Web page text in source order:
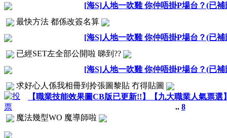
[海S]人地一吹雞 你仲唔掛P場台？(已
最快方法 都係改簽名算
[海S]人地一吹雞 你仲唔掛P場台？(已
已經SET左全部公開啦 睇到??
[海S]人地一吹雞 你仲唔掛P場台？(已
求好心人係我相冊到拎張圖黎貼 冇得貼圖
【職業技能效果圖CB版已更新!!】【九大職業人氣票選
.. 8
魔法幾型WO 魔導師啦